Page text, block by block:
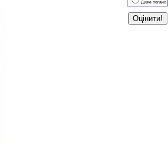
Дуже погано